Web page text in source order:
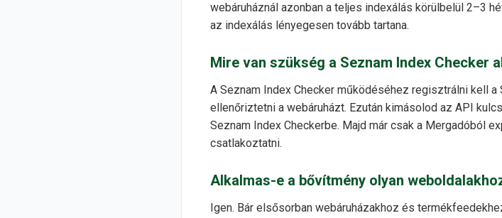
webáruháznál azonban a teljes indexálás körülbelül 2–3
az indexálás lényegesen tovább tartana.
Mire van szükség a Seznam Index Checker
A Seznam Index Checker működéséhez regisztrálni kell
ellenőriztetni a webáruházt. Ezután kimásolod az API
Seznam Index Checkerbe. Majd már csak a Mergadóból
csatlakoztatni.
Alkalmas-e a bővítmény olyan
Igen. Bár elsősorban webáruházakhoz és